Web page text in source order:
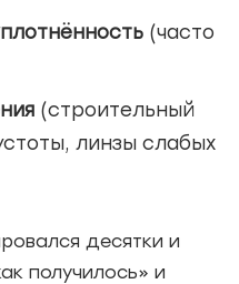
(часто
(строительный
линзы слабых
десятки и
получилось» и